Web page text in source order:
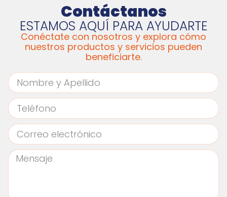
Contáctanos
ESTAMOS AQUÍ PARA AYUDARTE
Conéctate con nosotros y explora cómo
nuestros productos y servicios pueden
beneficiarte.